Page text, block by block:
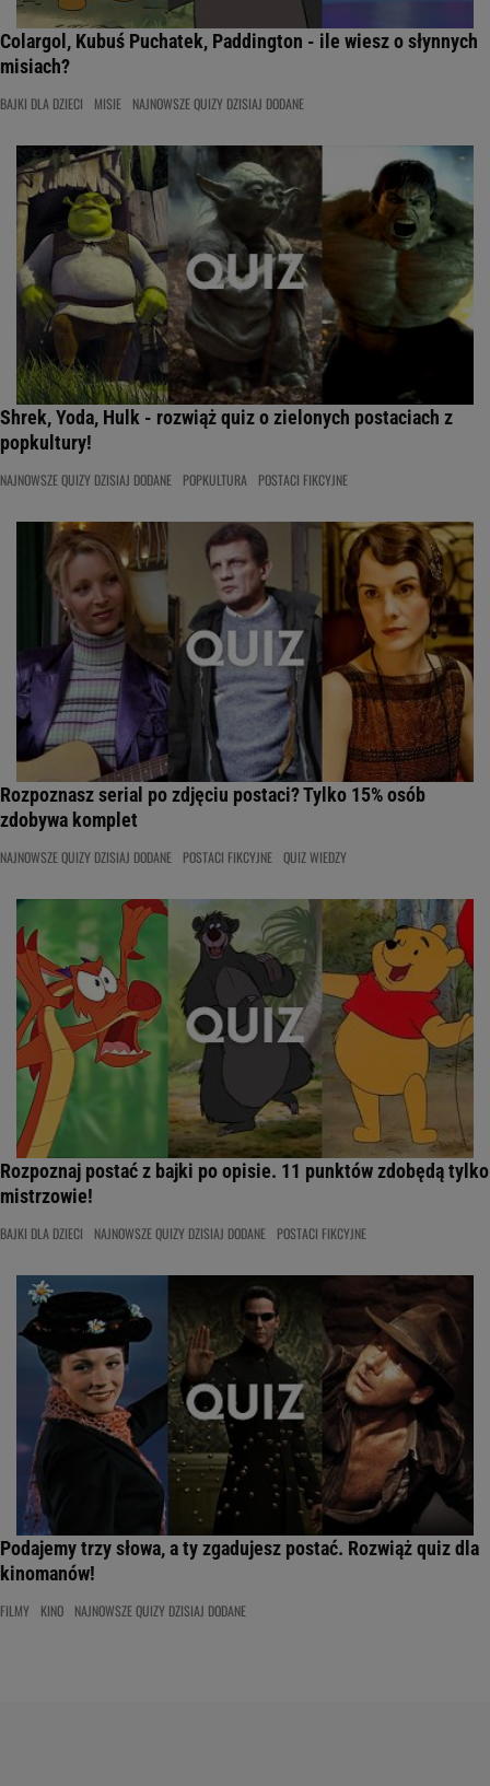
Colargol, Kubuś Puchatek, Paddington - ile wiesz o słynnych
misiach?
BAJKI DLA DZIECI MISIE NAJNOWSZE QUIZY DZISIAJ DODANE
Shrek, Yoda, Hulk - rozwiąż quiz o zielonych postaciach z
popkultury!
NAJNOWSZE QUIZY DZISIAJ DODANE POPKULTURA POSTACI FIKCYJNE
Rozpoznasz serial po zdjęciu postaci? Tylko 15% osób
zdobywa komplet
NAJNOWSZE QUIZY DZISIAJ DODANE POSTACI FIKCYJNE QUIZ WIEDZY
Rozpoznaj postać z bajki po opisie. 11 punktów zdobędą tylko
mistrzowie!
BAJKI DLA DZIECI NAJNOWSZE QUIZY DZISIAJ DODANE POSTACI FIKCYJNE
Podajemy trzy słowa, a ty zgadujesz postać. Rozwiąż quiz dla
kinomanów!
FILMY KINO NAJNOWSZE QUIZY DZISIAJ DODANE